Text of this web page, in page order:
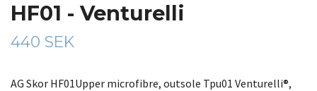
HF01 - Venturelli
440 SEK
AG Skor HF01Upper microfibre, outsole Tpu01 Venturelli®,